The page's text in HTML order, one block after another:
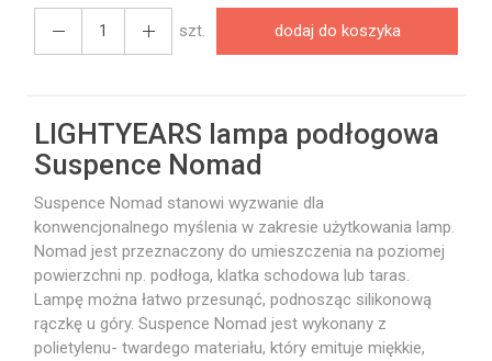
szt. dodaj do koszyka
LIGHTYEARS lampa podłogowa
Suspence Nomad
Suspence Nomad stanowi wyzwanie dla
konwencjonalnego myślenia w zakresie użytkowania lamp.
Nomad jest przeznaczony do umieszczenia na poziomej
powierzchni np. podłoga, klatka schodowa lub taras.
Lampę można łatwo przesunąć, podnosząc silikonową
rączkę u góry. Suspence Nomad jest wykonany z
polietylenu- twardego materiału, który emituje miękkie,